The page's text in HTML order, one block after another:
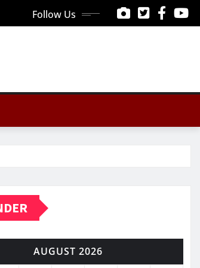
Follow Us
AUGUST 2026